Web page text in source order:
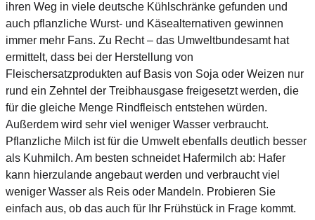
ihren Weg in viele deutsche Kühlschränke gefunden und
auch pflanzliche Wurst- und Käsealternativen gewinnen
immer mehr Fans. Zu Recht – das Umweltbundesamt hat
ermittelt, dass bei der Herstellung von
Fleischersatzprodukten auf Basis von Soja oder Weizen nur
rund ein Zehntel der Treibhausgase freigesetzt werden, die
für die gleiche Menge Rindfleisch entstehen würden.
Außerdem wird sehr viel weniger Wasser verbraucht.
Pflanzliche Milch ist für die Umwelt ebenfalls deutlich besser
als Kuhmilch. Am besten schneidet Hafermilch ab: Hafer
kann hierzulande angebaut werden und verbraucht viel
weniger Wasser als Reis oder Mandeln. Probieren Sie
einfach aus, ob das auch für Ihr Frühstück in Frage kommt.